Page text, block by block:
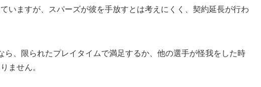
いますが、スパーズが彼を手放すとは考えにくく、契約延長が行わ
ら、限られたプレイタイムで満足するか、他の選手が怪我をした時
ません。